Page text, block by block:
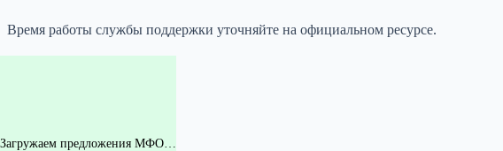
Время работы службы поддержки уточняйте на официальном ресурсе.
Загружаем предложения МФО…